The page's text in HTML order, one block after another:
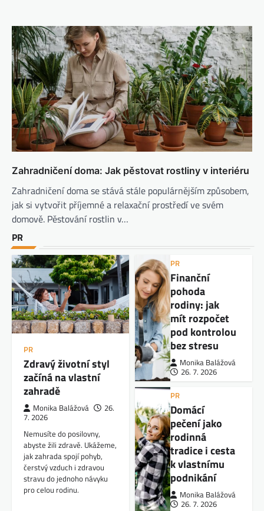
Zahradničení doma: Jak pěstovat rostliny v interiéru
Zahradničení doma se stává stále populárnějším způsobem,
jak si vytvořit příjemné a relaxační prostředí ve svém
domově. Pěstování rostlin v…
PR
PR
Zdravý životní styl
začíná na vlastní
zahradě
Monika Balážová
26.
7. 2026
Nemusíte do posilovny,
abyste žili zdravě. Ukážeme,
jak zahrada spojí pohyb,
čerstvý vzduch i zdravou
stravu do jednoho návyku
pro celou rodinu.
PR
Finanční
pohoda
rodiny: jak
mít rozpočet
pod kontrolou
bez stresu
Monika Balážová
26. 7. 2026
PR
Domácí
pečení jako
rodinná
tradice i cesta
k vlastnímu
podnikání
Monika Balážová
26. 7. 2026